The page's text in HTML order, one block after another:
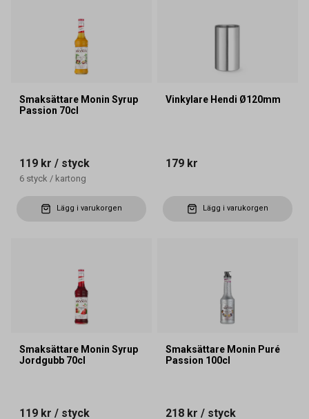
Smaksättare Monin Syrup
Passion 70cl
119 kr / styck
6 styck / kartong
Lägg i varukorgen
Vinkylare Hendi Ø120mm
179 kr
Lägg i varukorgen
Smaksättare Monin Syrup
Jordgubb 70cl
119 kr / styck
Smaksättare Monin Puré
Passion 100cl
218 kr / styck